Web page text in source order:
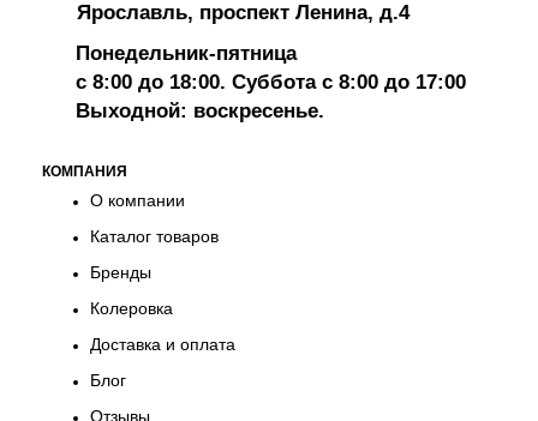
Ярославль, проспект Ленина, д.4
Понедельник-пятница
с 8:00 до 18:00. Суббота с 8:00 до 17:00
Выходной: воскресенье.
КОМПАНИЯ
О компании
Каталог товаров
Бренды
Колеровка
Доставка и оплата
Блог
Отзывы